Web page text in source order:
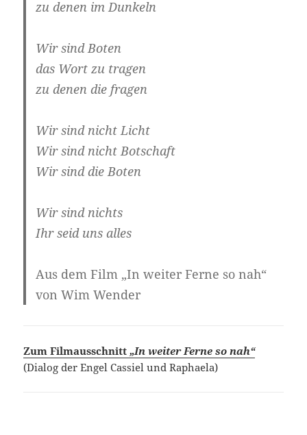
zu denen im Dunkeln
Wir sind Boten
das Wort zu tragen
zu denen die fragen
Wir sind nicht Licht
Wir sind nicht Botschaft
Wir sind die Boten
Wir sind nichts
Ihr seid uns alles
Aus dem Film „In weiter Ferne so nah“
von Wim Wender
Zum Filmausschnitt„In weiter Ferne so nah“
(Dialog der Engel Cassiel und Raphaela)